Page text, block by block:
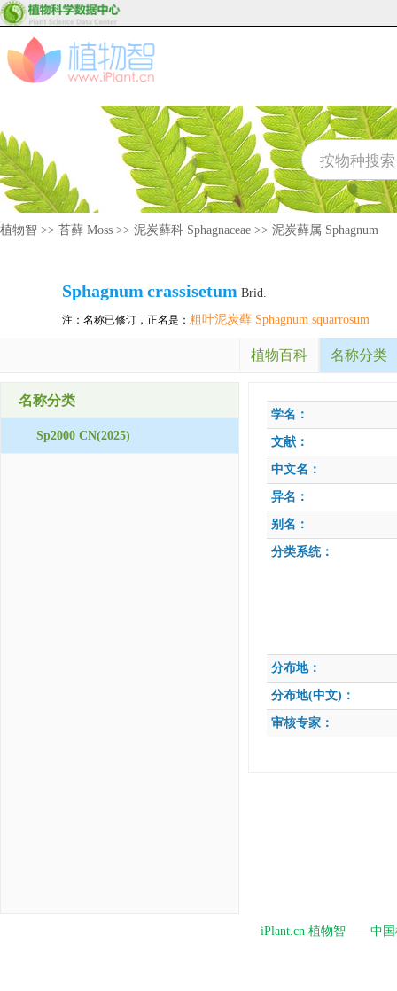
植物智 >> 苔藓 Moss >> 泥炭藓科 Sphagnaceae >> 泥炭藓属 Sphagnum
Sphagnum crassisetum Brid.
注：名称已修订，正名是： 粗叶泥炭藓 Sphagnum squarrosum
植物百科 名称分类
名称分类
Sp2000 CN(2025)
学名：
文献：
中文名：
异名：
别名：
分类系统：
分布地：
分布地(中文)：
审核专家：
iPlant.cn 植物智——中国